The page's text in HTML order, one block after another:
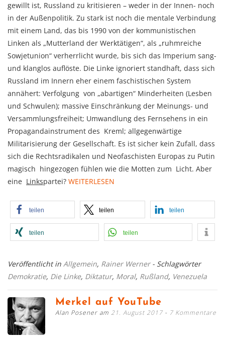
gewillt ist, Russland zu kritisieren – weder in der Innen- noch
in der Außenpolitik. Zu stark ist noch die mentale Verbindung
mit einem Land, das bis 1990 von der kommunistischen
Linken als „Mutterland der Werktätigen“, als „ruhmreiche
Sowjetunion“ verherrlicht wurde, bis sich das Imperium sang-
und klanglos auflöste. Die Linke ignoriert standhaft, dass sich
Russland im Innern eher einem faschistischen System
annähert: Verfolgung von „abartigen“ Minderheiten (Lesben
und Schwulen); massive Einschränkung der Meinungs- und
Versammlungsfreiheit; Umwandlung des Fernsehens in ein
Propagandainstrument des Kreml; allgegenwärtige
Militarisierung der Gesellschaft. Es ist sicher kein Zufall, dass
sich die Rechtsradikalen und Neofaschisten Europas zu Putin
magisch hingezogen fühlen wie die Motten zum Licht. Aber
eine Linkspartei? WEITERLESEN
teilen teilen teilen
teilen teilen
Veröffentlicht in Allgemein, Rainer Werner - Schlagwörter
Demokratie, Die Linke, Diktatur, Moral, Rußland, Venezuela
Merkel auf YouTube
Alan Posener am 21. August 2017 7 Kommentare